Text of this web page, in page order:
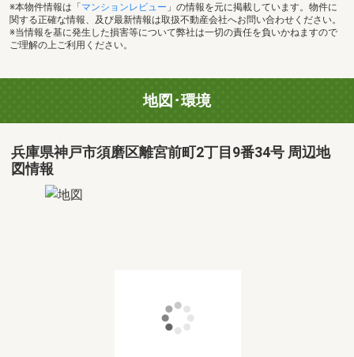
※本物件情報は「 マンションレビュー 」の情報を元に掲載しています。物件に
関する正確な情報、及び最新情報は取扱不動産会社へお問い合わせください。
※当情報を基に発生した損害等について弊社は一切の責任を負いかねますので
ご理解の上ご利用ください。
地図･環境
兵庫県神戸市須磨区離宮前町2丁目9番34号 周辺地
図情報